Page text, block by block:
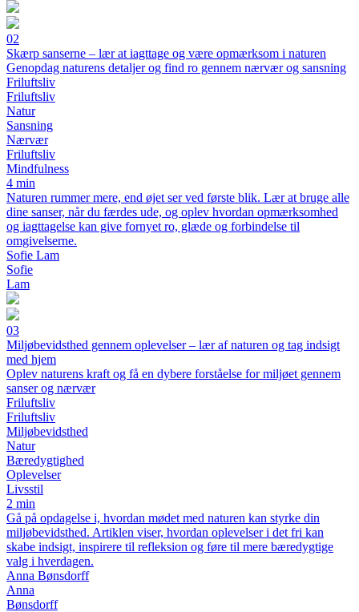
02
Skærp sanserne – lær at iagttage og være opmærksom i naturen
Genopdag naturens detaljer og find ro gennem nærvær og sansning
Friluftsliv
Friluftsliv
Natur
Sansning
Nærvær
Friluftsliv
Mindfulness
4 min
Naturen rummer mere, end øjet ser ved første blik. Lær at bruge alle
dine sanser, når du færdes ude, og oplev hvordan opmærksomhed
og iagttagelse kan give fornyet ro, glæde og forbindelse til
omgivelserne.
Sofie Lam
Sofie
Lam
03
Miljøbevidsthed gennem oplevelser – lær af naturen og tag indsigt
med hjem
Oplev naturens kraft og få en dybere forståelse for miljøet gennem
sanser og nærvær
Friluftsliv
Friluftsliv
Miljøbevidsthed
Natur
Bæredygtighed
Oplevelser
Livsstil
2 min
Gå på opdagelse i, hvordan mødet med naturen kan styrke din
miljøbevidsthed. Artiklen viser, hvordan oplevelser i det fri kan
skabe indsigt, inspirere til refleksion og føre til mere bæredygtige
valg i hverdagen.
Anna Bønsdorff
Anna
Bønsdorff